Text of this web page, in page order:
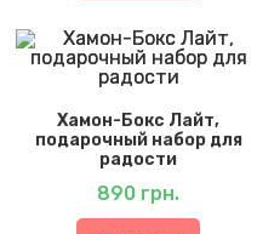
Хамон-Бокс Лайт,
подарочный набор для
радости
890 грн.